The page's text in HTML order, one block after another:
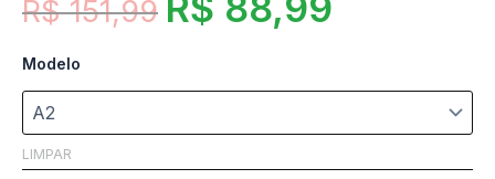
R$151,99
Modelo
LIMPAR